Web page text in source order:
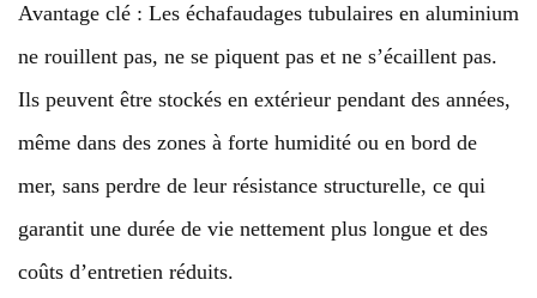
Avantage clé : Les échafaudages tubulaires en aluminium
ne rouillent pas, ne se piquent pas et ne s’écaillent pas.
Ils peuvent être stockés en extérieur pendant des années,
même dans des zones à forte humidité ou en bord de
mer, sans perdre de leur résistance structurelle, ce qui
garantit une durée de vie nettement plus longue et des
coûts d’entretien réduits.